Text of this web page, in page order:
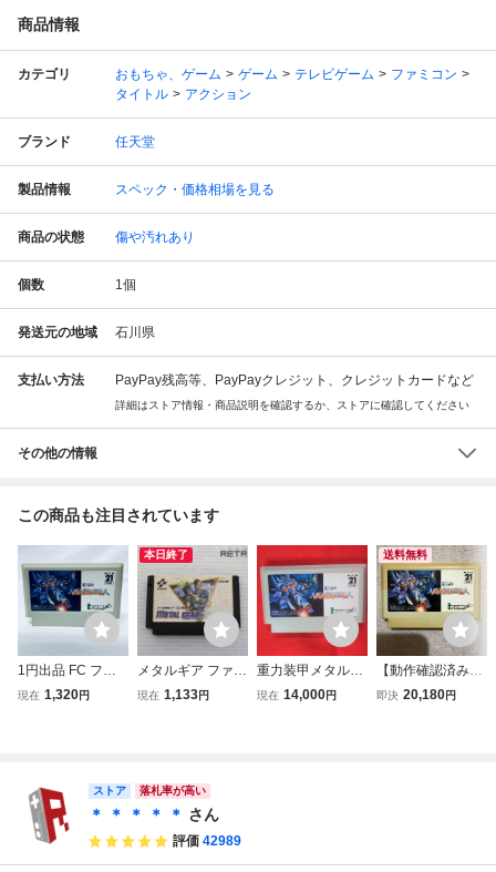
商品情報
カテゴリ おもちゃ、ゲーム ゲーム テレビゲーム
ファミコン
タイトル
アクション
ブランド 任天堂
製品情報 スペック・価格相場を見る
商品の状態 傷や汚れあり
個数 1個
発送元の地域 石川県
支払い方法 PayPay残高等、PayPayクレジット、クレジットカードなど
詳細はストア情報・商品説明を確認するか、ストアに確認してください
その他の情報
この商品も注目されています
1円出品 FC ファ
ミコンソフト 重力
現在 1,320円
本日終了
メタルギア ファミ
コン FC
現在 1,133円
重力装甲メタルス
トーム ファミコン
現在 14,000円
送料無料
【動作確認済み】
重力装甲メタルス
即決 20,180円
ストア 落札率が高い
＊ ＊ ＊ ＊ ＊ さん
評価 42989